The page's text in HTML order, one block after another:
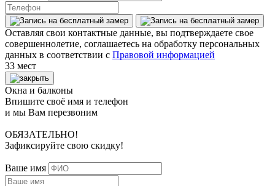
Оставляя свои контактные данные, вы подтверждаете свое
совершеннолетие, соглашаетесь на обработку персональных
данных в соответствии с Правовой информацией
33 мест
Окна и балконы
Впишите своё имя и телефон
и мы Вам перезвоним
ОБЯЗАТЕЛЬНО!
Зафиксируйте свою скидку!
Ваше имя